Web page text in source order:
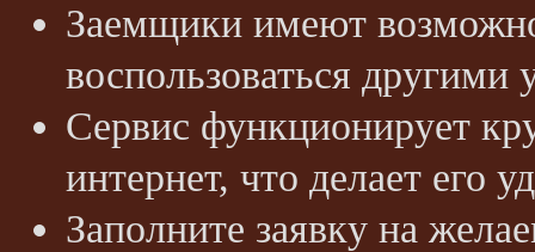
Заемщики имеют
воспользоваться
Сервис функционирует
интернет, что делает его
Заполните заявку на